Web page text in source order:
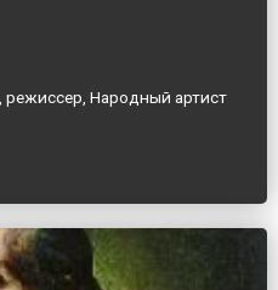
режиссер, Народный артист